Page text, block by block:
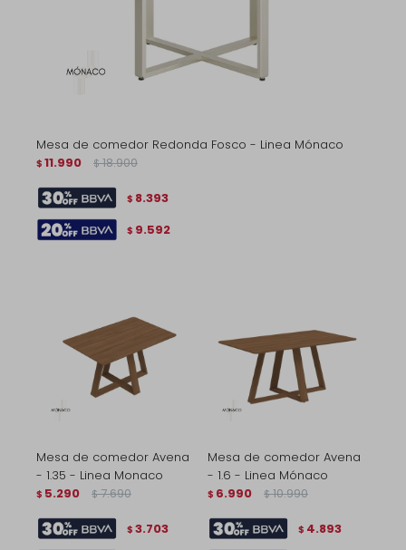
Mesa de comedor Redonda Fosco - Linea Mónaco
$ 11.990 $ 18.900
$ 8.393
$ 9.592
Mesa de comedor Avena
- 1.35 - Linea Monaco
$ 5.290 $ 7.690
$ 3.703
Mesa de comedor Avena
- 1.6 - Linea Mónaco
$ 6.990 $ 10.990
$ 4.893